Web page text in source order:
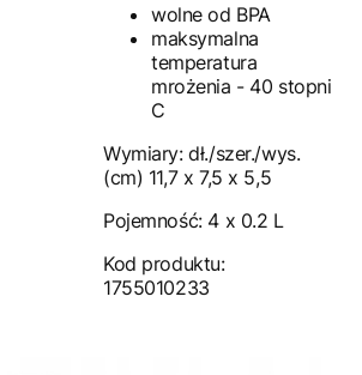
wolne od BPA
maksymalna
temperatura
mrożenia - 40 stopni
C
Wymiary: dł./szer./wys.
(cm) 11,7 x 7,5 x 5,5
Pojemność: 4 x 0.2 L
Kod produktu:
1755010233